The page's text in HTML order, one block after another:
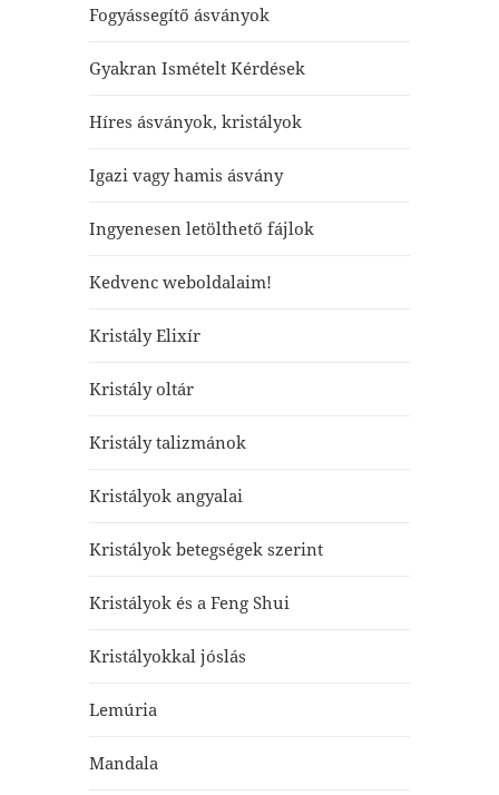
Fogyássegítő ásványok
Gyakran Ismételt Kérdések
Híres ásványok, kristályok
Igazi vagy hamis ásvány
Ingyenesen letölthető fájlok
Kedvenc weboldalaim!
Kristály Elixír
Kristály oltár
Kristály talizmánok
Kristályok angyalai
Kristályok betegségek szerint
Kristályok és a Feng Shui
Kristályokkal jóslás
Lemúria
Mandala